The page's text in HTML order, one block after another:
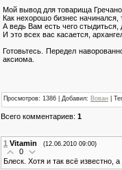
Мой вывод для товарища
Как нехорошо бизнес начинался,
А ведь Вам есть чего
И это всех вас касается,
Готовьтесь. Передел
аксиома.
Просмотров: 1386 | Добавил: Вован
Всего комментариев: 1
1 Vitamin (12.06.2010 09:00)
0
Блеск. Хотя и так всё известно, а